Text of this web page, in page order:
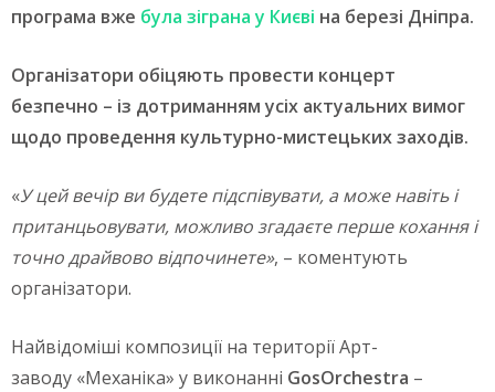
програма вже була зіграна у Києві на березі Дніпра.
Організатори обіцяють провести концерт
безпечно – із дотриманням усіх актуальних вимог
щодо проведення культурно-мистецьких заходів.
«У цей вечір ви будете підспівувати, а може навіть і
пританцьовувати, можливо згадаєте перше кохання і
точно драйвово відпочинете», – коментують
організатори.
Найвідоміші композиції на території Арт-
заводу «Механіка» у виконанні GosОrchestra –